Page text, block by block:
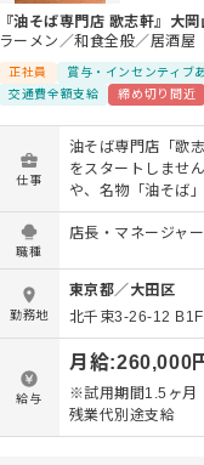
事業所
愛知県名古屋
『油そば専門店 歌志軒』大岡
ラーメン／和食全般／居酒屋
正社員 賞与・インセンティブ
交通費全額支給
締め切り間近
仕事
油そば専門店「歌
をスタートしませ
や、名物「油そば
運営の基礎を学び
務、油そばの調理
務をお任せします
の新店出店の立ち
ャンスがあります
「関東エリアの責
能。SV、エリアマ
彩なキャリアパス
と共に、自身のキ
職種
店長・マネージャー
勤務地
東京都／ 大田区
北千束3-26-12
給与
月給:260,000
※試用期間1.5ヶ月
残業代別途支給